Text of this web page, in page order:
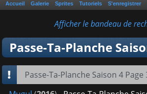
Accueil Galerie Sprites Tutoriels S'enregistrer
Afficher le bandeau de
Passe-Ta-Planche